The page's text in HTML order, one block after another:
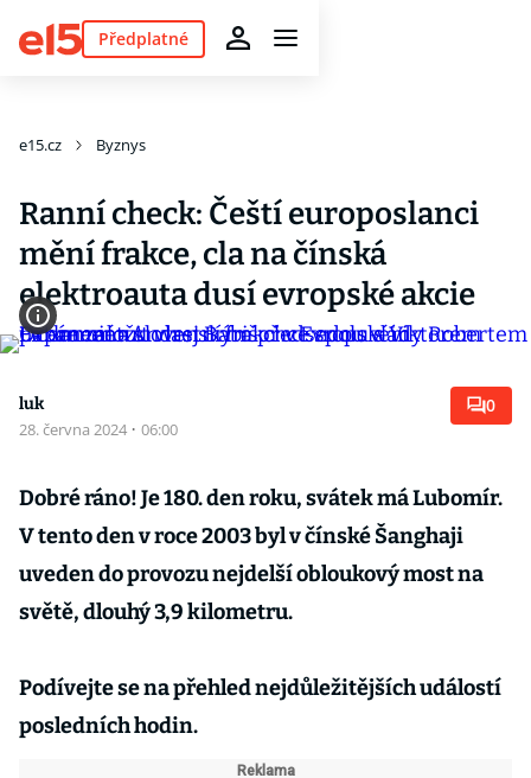
Předplatné
e15.cz Byznys
Ranní check: Čeští europoslanci
mění frakce, cla na čínská
elektroauta dusí evropské akcie
luk
28. června 2024 · 06:00
0
Dobré ráno! Je 180. den roku, svátek má Lubomír.
V tento den v roce 2003 byl v čínské Šanghaji
uveden do provozu nejdelší obloukový most na
světě, dlouhý 3,9 kilometru.
Podívejte se na přehled nejdůležitějších událostí
posledních hodin.